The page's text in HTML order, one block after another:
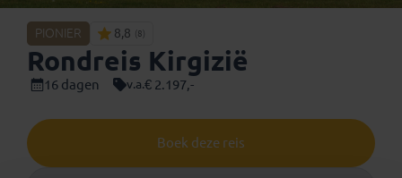
PIONIER 8,8 (8)
Rondreis Kirgizië
16 dagen v.a.€ 2.197,-
Boek deze reis